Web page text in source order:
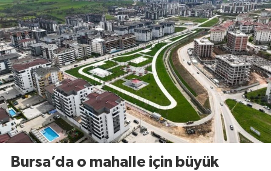
Bursa’da o mahalle için büyük